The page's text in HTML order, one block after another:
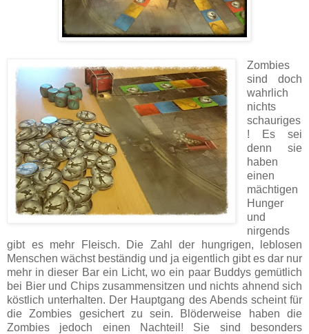
Zombies
sind doch
wahrlich
nichts
schauriges
! Es sei
denn sie
haben
einen
mächtigen
Hunger
und
nirgends
gibt es mehr Fleisch. Die Zahl der hungrigen, leblosen
Menschen wächst beständig und ja eigentlich gibt es dar nur
mehr in dieser Bar ein Licht, wo ein paar Buddys gemütlich
bei Bier und Chips zusammensitzen und nichts ahnend sich
köstlich unterhalten. Der Hauptgang des Abends scheint für
die Zombies gesichert zu sein. Blöderweise haben die
Zombies jedoch einen Nachteil! Sie sind besonders